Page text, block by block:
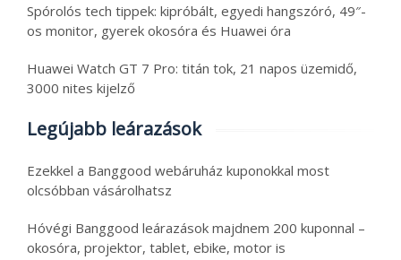
Spórolós tech tippek: kipróbált, egyedi hangszóró, 49″-
os monitor, gyerek okosóra és Huawei óra
Huawei Watch GT 7 Pro: titán tok, 21 napos üzemidő,
3000 nites kijelző
Legújabb leárazások
Ezekkel a Banggood webáruház kuponokkal most
olcsóbban vásárolhatsz
Hóvégi Banggood leárazások majdnem 200 kuponnal –
okosóra, projektor, tablet, ebike, motor is